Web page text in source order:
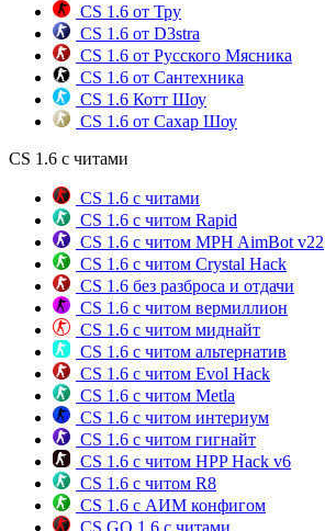
CS 1.6 от Тру
CS 1.6 от D3stra
CS 1.6 от Русского Мясника
CS 1.6 от Сантехника
CS 1.6 Котт Шоу
CS 1.6 от Сахар Шоу
CS 1.6 с читами
CS 1.6 с читами
CS 1.6 с читом Rapid
CS 1.6 с читом MPH AimBot v22
CS 1.6 с читом Crystal Hack
CS 1.6 без разброса и отдачи
CS 1.6 с читом вермиллион
CS 1.6 с читом миднайт
CS 1.6 с читом альтернатив
CS 1.6 с читом Evol Hack
CS 1.6 с читом Metla
CS 1.6 с читом интериум
CS 1.6 с читом гигнайт
CS 1.6 с читом HPP Hack v6
CS 1.6 с читом R8
CS 1.6 с АИМ конфигом
CS GO 1.6 с читами